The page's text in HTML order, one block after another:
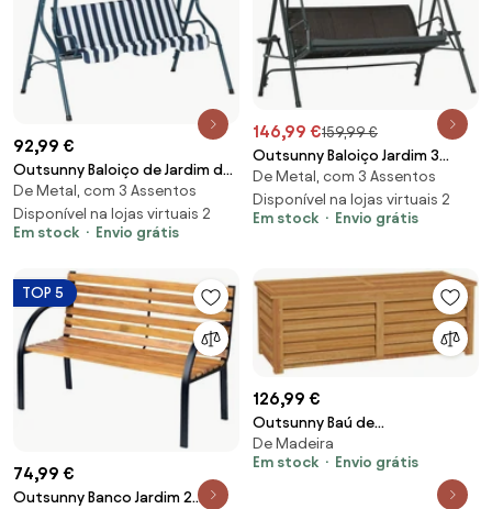
92,99 €
Outsunny Baloiço de Jardim de
2-3 Lugares com Almofada
Toldo Ajustável Terraço Patio
Capacidade 240kg
Aosom Portugal
De Metal, com 3 Assentos
Disponível na lojas virtuais 2
Em stock
Envio grátis
146,99 €159,99 €
Outsunny Baloiço Jardim 3
Lugares Toldo Ajustável
Assento Vime Suporte Copos
Bandejas Resistente
De Metal, com 3 Assentos
Disponível na lojas virtuais 2
Em stock
Envio grátis
TOP 5
74,99 €
Outsunny Banco Jardim 2
126,99 €
Outsunny Baú de
Armazenamento Exterior Jardim
176L em Madeira com Alça
130x50x45 cm | Aosom Portugal
De Madeira
Em stock
Envio grátis